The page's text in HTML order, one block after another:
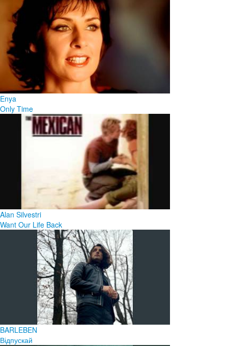
Enya
Only Time
Alan Silvestri
Want Our Life Back
BARLEBEN
Відпускай